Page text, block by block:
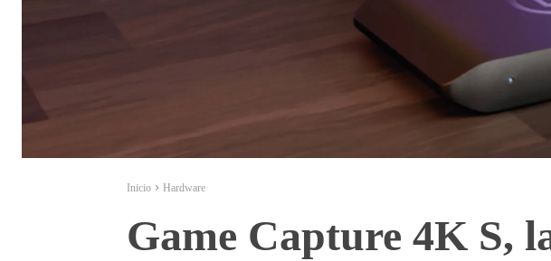
Inicio Hardware
Game Capture 4K S,